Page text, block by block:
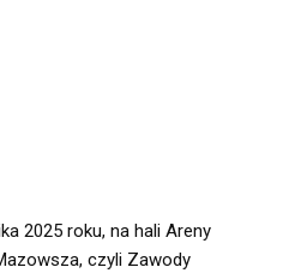
2025 roku, na hali Areny
czyli Zawody